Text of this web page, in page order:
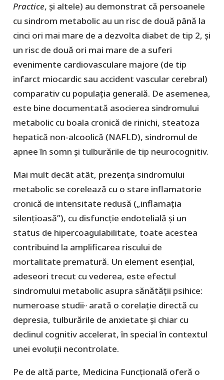
Practice, şi altele) au demonstrat că persoanele
cu sindrom metabolic au un risc de două până la
cinci ori mai mare de a dezvolta diabet de tip 2, și
un risc de două ori mai mare de a suferi
evenimente cardiovasculare majore (de tip
infarct miocardic sau accident vascular cerebral)
comparativ cu populația generală. De asemenea,
este bine documentată asocierea sindromului
metabolic cu boala cronică de rinichi, steatoza
hepatică non-alcoolică (NAFLD), sindromul de
apnee în somn și tulburările de tip neurocognitiv.
Mai mult decât atât, prezența sindromului
metabolic se corelează cu o stare inflamatorie
cronică de intensitate redusă („inflamaţia
silenţioasă”), cu disfuncție endotelială și un
status de hipercoagulabilitate, toate acestea
contribuind la amplificarea riscului de
mortalitate prematură. Un element esențial,
adeseori trecut cu vederea, este efectul
sindromului metabolic asupra sănătății psihice:
numeroase studii,,arată o corelație directă cu
depresia, tulburările de anxietate și chiar cu
declinul cognitiv accelerat, în special în contextul
unei evoluții necontrolate.
Pe de altă parte, Medicina Funcțională oferă o